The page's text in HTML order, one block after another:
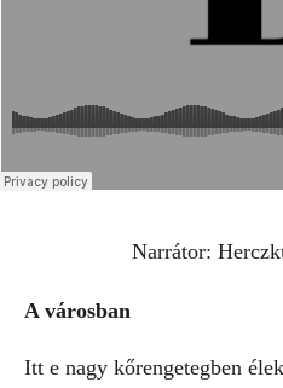
Narrátor:
A városban
Itt e nagy kőrengetegben